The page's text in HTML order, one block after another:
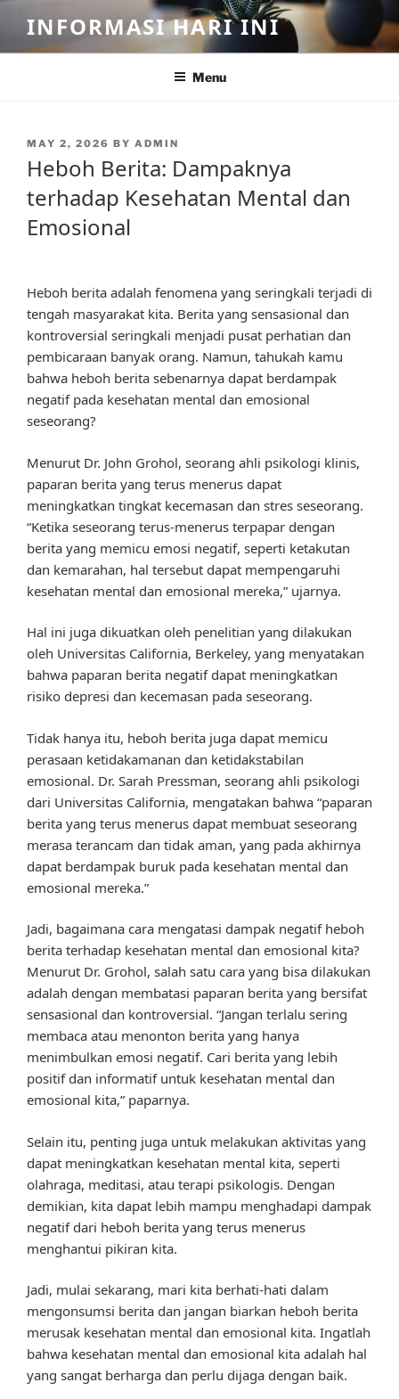
content
INFORMASI HARI INI
Menu
POSTED
MAY 2, 2026 BY ADMIN
Heboh Berita: Dampaknya
terhadap Kesehatan Mental dan
Emosional
Heboh berita adalah fenomena yang seringkali terjadi di
tengah masyarakat kita. Berita yang sensasional dan
kontroversial seringkali menjadi pusat perhatian dan
pembicaraan banyak orang. Namun, tahukah kamu
bahwa heboh berita sebenarnya dapat berdampak
negatif pada kesehatan mental dan emosional
seseorang?
Menurut Dr. John Grohol, seorang ahli psikologi klinis,
paparan berita yang terus menerus dapat
meningkatkan tingkat kecemasan dan stres seseorang.
“Ketika seseorang terus-menerus terpapar dengan
berita yang memicu emosi negatif, seperti ketakutan
dan kemarahan, hal tersebut dapat mempengaruhi
kesehatan mental dan emosional mereka,” ujarnya.
Hal ini juga dikuatkan oleh penelitian yang dilakukan
oleh Universitas California, Berkeley, yang menyatakan
bahwa paparan berita negatif dapat meningkatkan
risiko depresi dan kecemasan pada seseorang.
Tidak hanya itu, heboh berita juga dapat memicu
perasaan ketidakamanan dan ketidakstabilan
emosional. Dr. Sarah Pressman, seorang ahli psikologi
dari Universitas California, mengatakan bahwa “paparan
berita yang terus menerus dapat membuat seseorang
merasa terancam dan tidak aman, yang pada akhirnya
dapat berdampak buruk pada kesehatan mental dan
emosional mereka.”
Jadi, bagaimana cara mengatasi dampak negatif heboh
berita terhadap kesehatan mental dan emosional kita?
Menurut Dr. Grohol, salah satu cara yang bisa dilakukan
adalah dengan membatasi paparan berita yang bersifat
sensasional dan kontroversial. “Jangan terlalu sering
membaca atau menonton berita yang hanya
menimbulkan emosi negatif. Cari berita yang lebih
positif dan informatif untuk kesehatan mental dan
emosional kita,” paparnya.
Selain itu, penting juga untuk melakukan aktivitas yang
dapat meningkatkan kesehatan mental kita, seperti
olahraga, meditasi, atau terapi psikologis. Dengan
demikian, kita dapat lebih mampu menghadapi dampak
negatif dari heboh berita yang terus menerus
menghantui pikiran kita.
Jadi, mulai sekarang, mari kita berhati-hati dalam
mengonsumsi berita dan jangan biarkan heboh berita
merusak kesehatan mental dan emosional kita. Ingatlah
bahwa kesehatan mental dan emosional kita adalah hal
yang sangat berharga dan perlu dijaga dengan baik.